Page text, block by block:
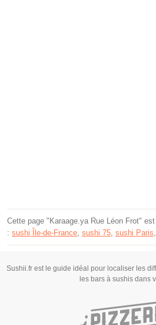
Cette page "Karaage.ya Rue Léon Frot"
: sushi Île-de-France sushi 75 sushi Paris
Sushii.fr est le guide idéal pour localiser les
les bars à sushis dans